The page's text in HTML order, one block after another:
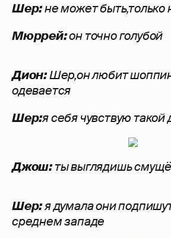
Шер:не может быть,только
Мюррей:он точно голубой
Дион:Шер,он любит
одевается
Шер:я себя чувствую такой
Джош:ты выглядишь
Шер:я думала они
среднем западе